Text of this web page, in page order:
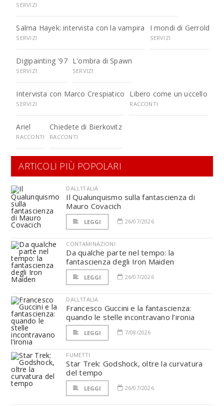
SERVIZI
Salma Hayek: intervista con la vampira
SERVIZI
I mondi di Gerrold
SERVIZI
Digipainting '97
SERVIZI
L'ombra di Spawn
SERVIZI
Intervista con Marco Crespiatico
SERVIZI
Libero come un uccello
RACCONTI
Ariel
RACCONTI
Chiedete di Bierkovitz
RACCONTI
ARTICOLI PIÙ POPOLARI
DALL'ITALIA
Il Qualunquismo sulla fantascienza di
Mauro Covacich
LEGGI 26/07/2026
CONTAMINAZIONI
Da qualche parte nel tempo: la
fantascienza degli Iron Maiden
LEGGI 26/07/2026
DALL'ITALIA
Francesco Guccini e la fantascienza:
quando le stelle incontravano l’ironia
LEGGI 7/08/2026
FUMETTI
Star Trek: Godshock, oltre la curvatura
del tempo
LEGGI 26/07/2026